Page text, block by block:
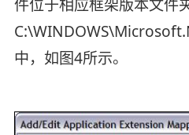
件位于相应框架版本文件
中，如图4所示。